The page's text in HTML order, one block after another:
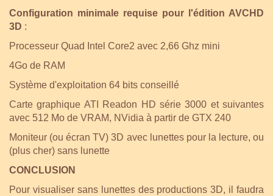
Configuration minimale requise pour l'édition AVCHD
3D :
Processeur Quad Intel Core2 avec 2,66 Ghz mini
4Go de RAM
Système d'exploitation 64 bits conseillé
Carte graphique ATI Readon HD série 3000 et suivantes
avec 512 Mo de VRAM, NVidia à partir de GTX 240
Moniteur (ou écran TV) 3D avec lunettes pour la lecture, ou
(plus cher) sans lunette
CONCLUSION
Pour visualiser sans lunettes des productions 3D, il faudra